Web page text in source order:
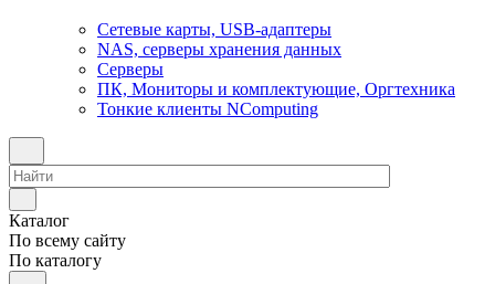
Сетевые карты, USB-адаптеры
NAS, серверы хранения данных
Серверы
ПК, Мониторы и комплектующие, Оргтехника
Тонкие клиенты NComputing
Каталог
По всему сайту
По каталогу